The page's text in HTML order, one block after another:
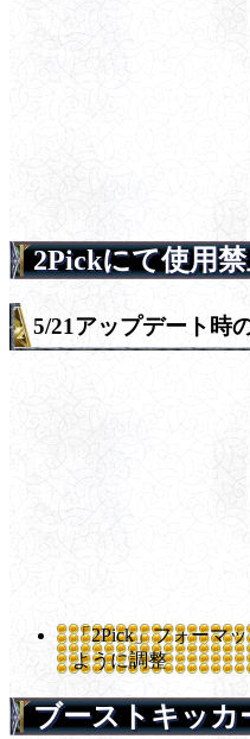
2Pickにて使用禁
5/21アップデート時
「2Pick」フォーマ
ように調整
ブーストキッカ